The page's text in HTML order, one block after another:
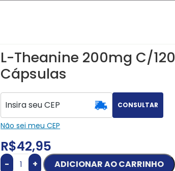
L-Theanine 200mg C/120
Cápsulas
CONSULTAR
Não sei meu CEP
R$42,95
- + ADICIONAR AO CARRINHO